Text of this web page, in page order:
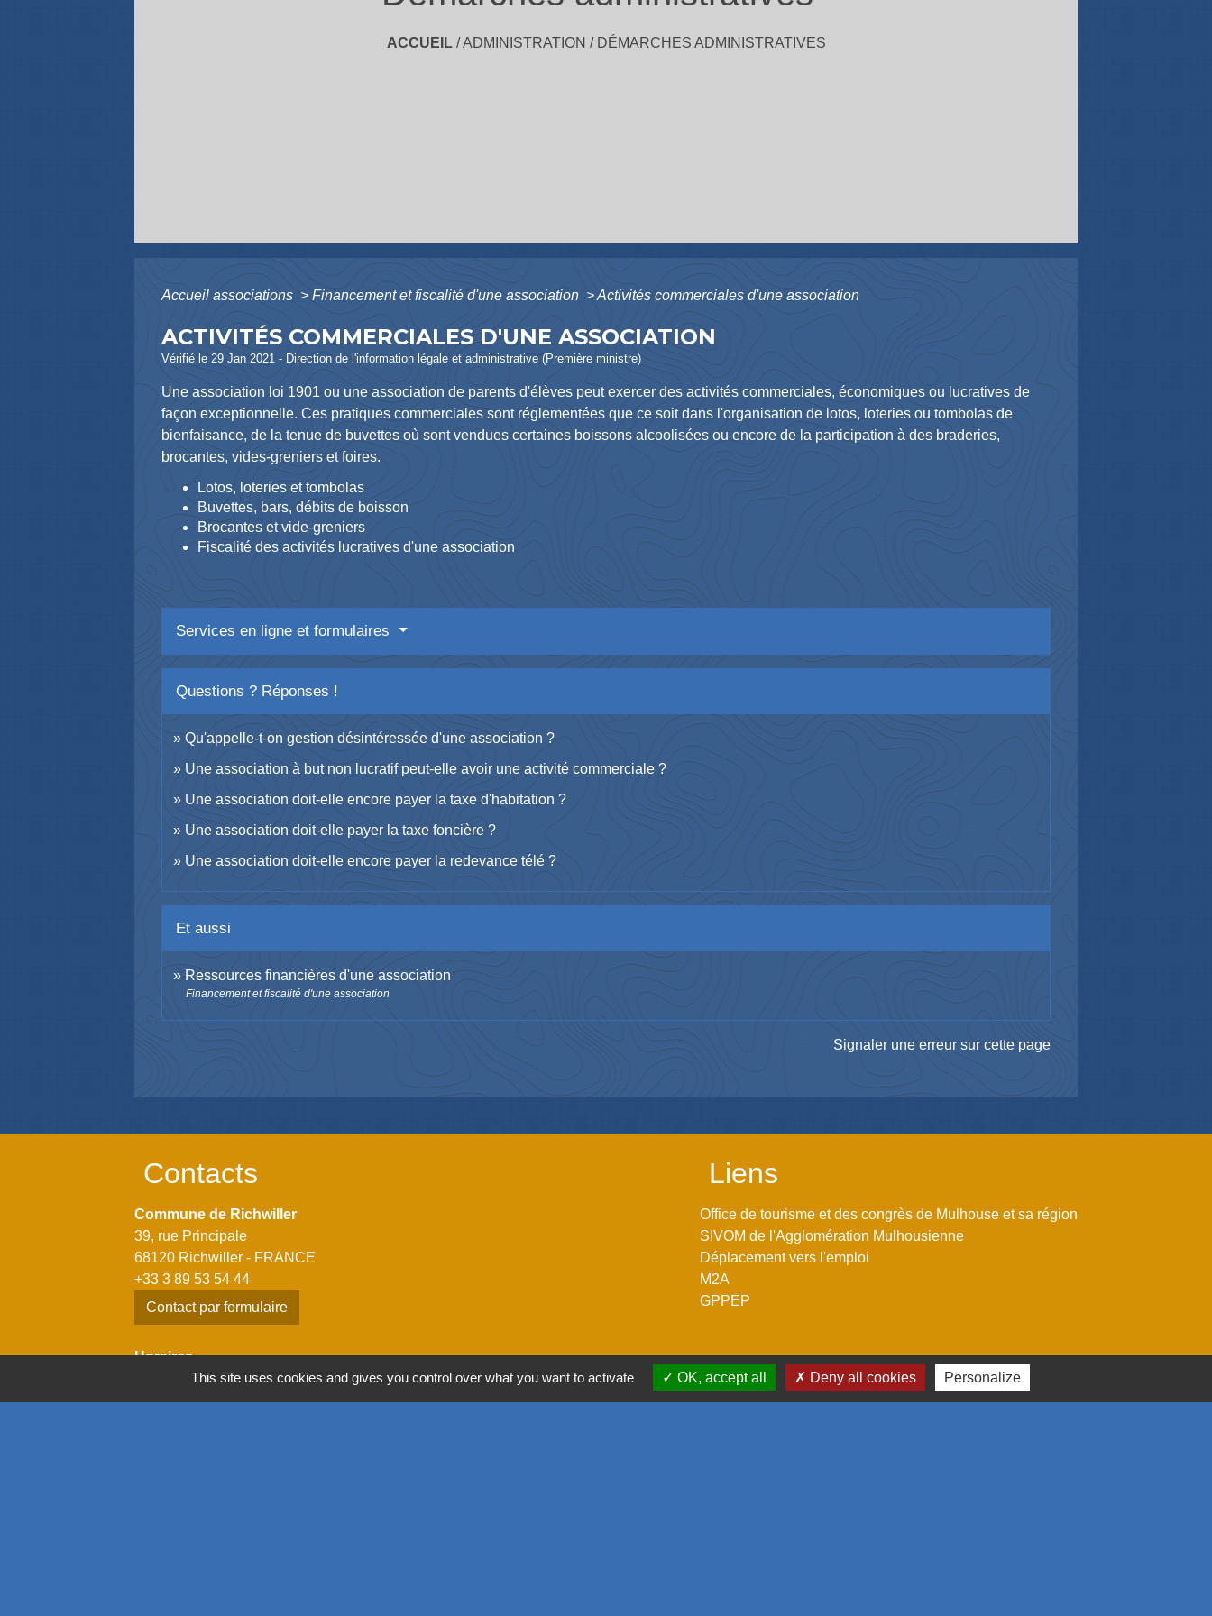
ACCUEIL/ADMINISTRATION / DÉMARCHES ADMINISTRATIVES
Accueil associations> Financement et fiscalité d'une association > Activités commerciales d'une association
ACTIVITÉS COMMERCIALES D'UNE ASSOCIATION
Vérifié le 29 Jan 2021 - Direction de l'information légale et administrative (Première ministre)
Une association loi 1901 ou une association de parents d'élèves peut exercer des activités commerciales, économiques ou lucratives de
façon exceptionnelle. Ces pratiques commerciales sont réglementées que ce soit dans l'organisation de lotos, loteries ou tombolas de
bienfaisance, de la tenue de buvettes où sont vendues certaines boissons alcoolisées ou encore de la participation à des braderies,
brocantes, vides-greniers et foires.
Lotos, loteries et tombolas
Buvettes, bars, débits de boisson
Brocantes et vide-greniers
Fiscalité des activités lucratives d'une association
Services en ligne et formulaires
Questions ? Réponses !
Qu'appelle-t-on gestion désintéressée d'une association ?
Une association à but non lucratif peut-elle avoir une activité commerciale ?
Une association doit-elle encore payer la taxe d'habitation ?
Une association doit-elle payer la taxe foncière ?
Une association doit-elle encore payer la redevance télé ?
Et aussi
Ressources financières d'une association
Financement et fiscalité d'une association
Signaler une erreur sur cette page
Contacts
Commune de Richwiller
39, rue Principale
68120 Richwiller - FRANCE
+33 3 89 53 54 44
Contact par formulaire
Horaires
Lundi: 14h00 - 18h00
Mardi: 08h00 - 12h00 / 14h00 - 18h00
Liens
Office de tourisme et des congrès de Mulhouse et sa région
SIVOM de l'Agglomération Mulhousienne
Déplacement vers l'emploi
M2A
GPPEP
This site uses cookies and gives you control over what you want to activate OK, accept all Deny all cookies Personalize